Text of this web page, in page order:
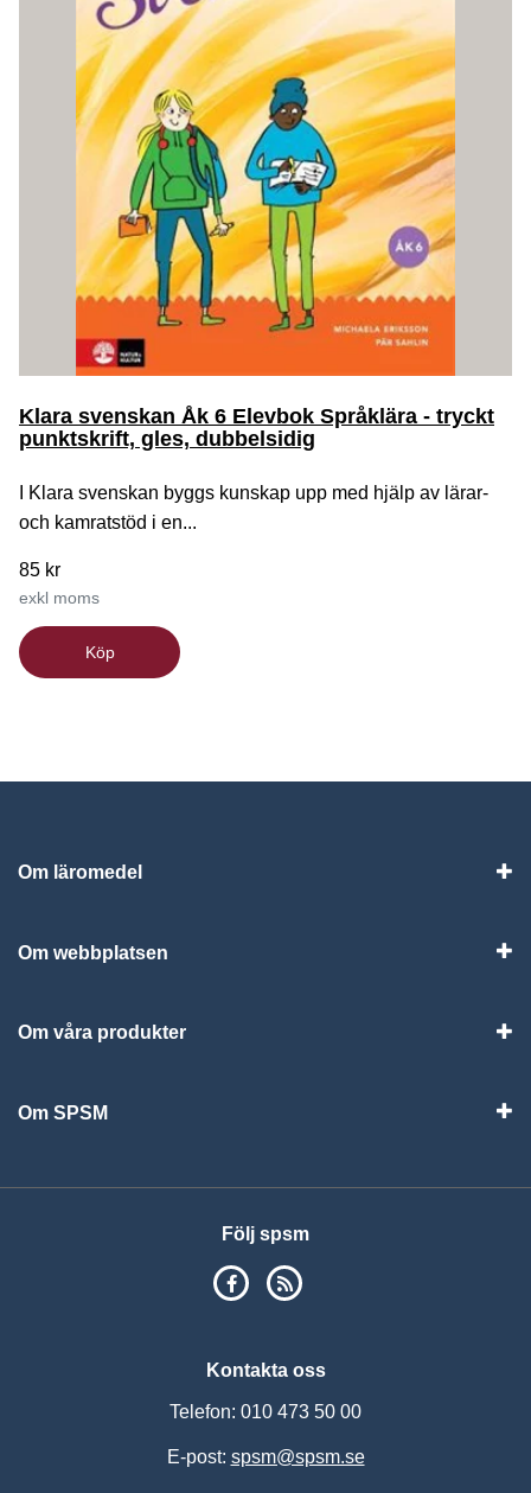
Klara svenskan Åk 6 Elevbok Språklära - tryckt
punktskrift, gles, dubbelsidig
I Klara svenskan byggs kunskap upp med hjälp av lärar-
och kamratstöd i en...
85 kr
exkl moms
Köp
Om läromedel
Om webbplatsen
Om våra produkter
Om SPSM
Följ spsm
SPSM på Facebook
Kontakta oss
Telefon: 010 473 50 00
E-post: spsm@spsm.se